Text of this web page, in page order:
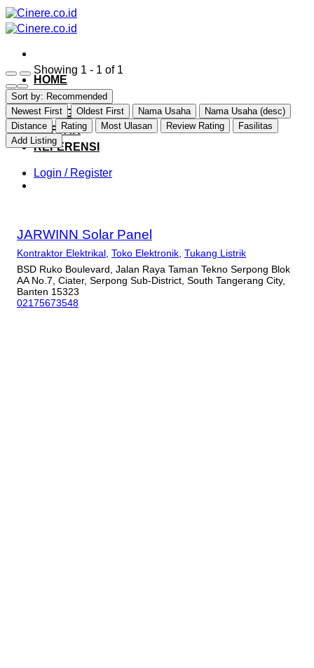
Skip
to
content
HOME
EXPLORE
CATEGORY
DAFTAR
REFERENSI
Login / Register
Showing 1 - 1 of 1
Sort by: Recommended
Newest First
Oldest First Nama Usaha
Nama Usaha (desc)
Distance
Rating Most Ulasan Review Rating
Fasilitas
Add Listing
JARWINN Solar Panel
Kontraktor Elektrikal Toko Elektronik Tukang Listrik
BSD Ruko Boulevard, Jalan Raya Taman Tekno Serpong Blok
AA No.7, Ciater, Serpong Sub-District, South Tangerang City,
Banten 15323
02175673548